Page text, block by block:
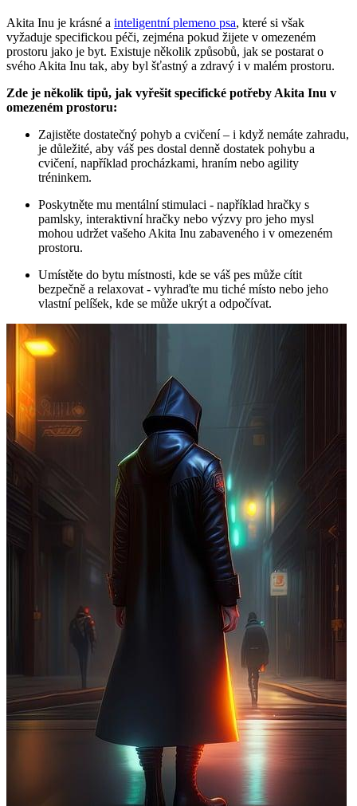
Akita ​Inu je krásné​ a inteligentní plemeno psa, ⁣které ‌si však⁣
vyžaduje specifickou péči,​ zejména pokud žijete​ v ⁤omezeném
prostoru jako je⁢ byt. Existuje několik způsobů,‌ jak se postarat⁣ o
svého Akita ‍Inu tak, aby byl ⁤šťastný a zdravý i ⁤v malém⁣ prostoru.
Zde je několik ⁣tipů, jak vyřešit specifické​ potřeby Akita Inu v
omezeném prostoru:
Zajistěte​ dostatečný pohyb⁢ a ⁢cvičení – ⁤i když nemáte zahradu,
je důležité, ⁣aby⁢ váš ​pes dostal‌ denně dostatek pohybu‍ a
cvičení, například procházkami, hraním nebo agility
tréninkem.
Poskytněte mu⁢ mentální stimulaci -​ například hračky‍ s
pamlsky, interaktivní hračky nebo ⁣výzvy​ pro ⁤jeho ‌mysl‍
mohou ⁤udržet vašeho‌ Akita Inu zabaveného i v‍ omezeném ​
prostoru.
Umístěte do ⁣bytu místnosti, kde se váš pes může cítit‍
bezpečně‌ a relaxovat -⁢ vyhraďte mu tiché místo nebo ⁤jeho
vlastní pelíšek, kde se ⁤může ⁢ukrýt a odpočívat.